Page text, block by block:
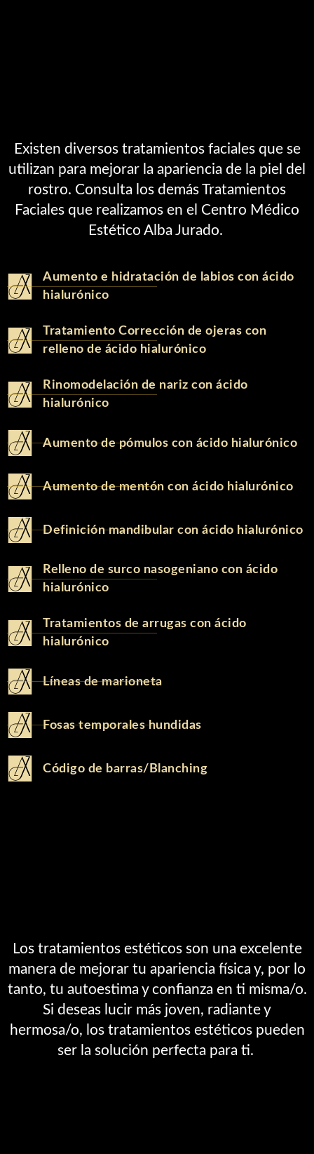
Existen diversos tratamientos faciales que se
utilizan para mejorar la apariencia de la piel del
rostro. Consulta los demás Tratamientos
Faciales que realizamos en el Centro Médico
Estético Alba Jurado.
Aumento e hidratación de labios con ácido
hialurónico
Tratamiento Corrección de ojeras con
relleno de ácido hialurónico
Rinomodelación de nariz con ácido
hialurónico
Aumento de pómulos con ácido hialurónico
Aumento de mentón con ácido hialurónico
Definición mandibular con ácido hialurónico
Relleno de surco nasogeniano con ácido
hialurónico
Tratamientos de arrugas con ácido
hialurónico
Líneas de marioneta
Fosas temporales hundidas
Código de barras/Blanching
Los tratamientos estéticos son una excelente
manera de mejorar tu apariencia física y, por lo
tanto, tu autoestima y confianza en ti misma/o.
Si deseas lucir más joven, radiante y
hermosa/o, los tratamientos estéticos pueden
ser la solución perfecta para ti.